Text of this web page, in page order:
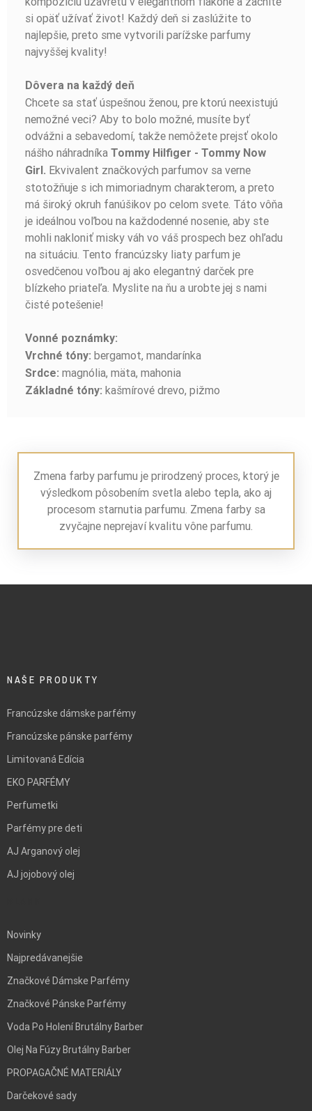
si opäť užívať život! Každý deň si zaslúžite to
najlepšie, preto sme vytvorili parížske parfumy
najvyššej kvality!
Dôvera na každý deň
Chcete sa stať úspešnou ženou, pre ktorú neexistujú
nemožné veci? Aby to bolo možné, musíte byť
odvážni a sebavedomí, takže nemôžete prejsť okolo
nášho náhradníka Tommy Hilfiger - Tommy Now
Girl. Ekvivalent značkových parfumov sa verne
stotožňuje s ich mimoriadnym charakterom, a preto
má široký okruh fanúšikov po celom svete. Táto vôňa
je ideálnou voľbou na každodenné nosenie, aby ste
mohli nakloniť misky váh vo váš prospech bez ohľadu
na situáciu. Tento francúzsky liaty parfum je
osvedčenou voľbou aj ako elegantný darček pre
blízkeho priateľa. Myslite na ňu a urobte jej s nami
čisté potešenie!
Vonné poznámky:
Vrchné tóny: bergamot, mandarínka
Srdce: magnólia, mäta, mahonia
Základné tóny: kašmírové drevo, pižmo
Zmena farby parfumu je prirodzený proces, ktorý je
výsledkom pôsobením svetla alebo tepla, ako aj
procesom starnutia parfumu. Zmena farby sa
zvyčajne neprejaví kvalitu vône parfumu.
NAŠE PRODUKTY
Francúzske dámske parfémy
Francúzske pánske parfémy
Limitovaná Edícia
EKO PARFÉMY
Perfumetki
Parfémy pre deti
AJ Arganový olej
AJ jojobový olej
Novinky
Najpredávanejšie
Značkové Dámske Parfémy
Značkové Pánske Parfémy
Voda Po Holení Brutálny Barber
Olej Na Fúzy Brutálny Barber
PROPAGAČNÉ MATERIÁLY
Darčekové sady